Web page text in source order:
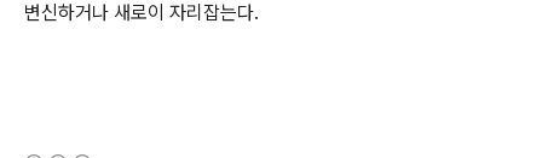
변신하거나 새로이 자리잡는다.